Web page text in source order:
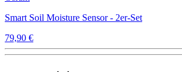
Smart Soil Moisture Sensor - 2er-Set
79,90 €